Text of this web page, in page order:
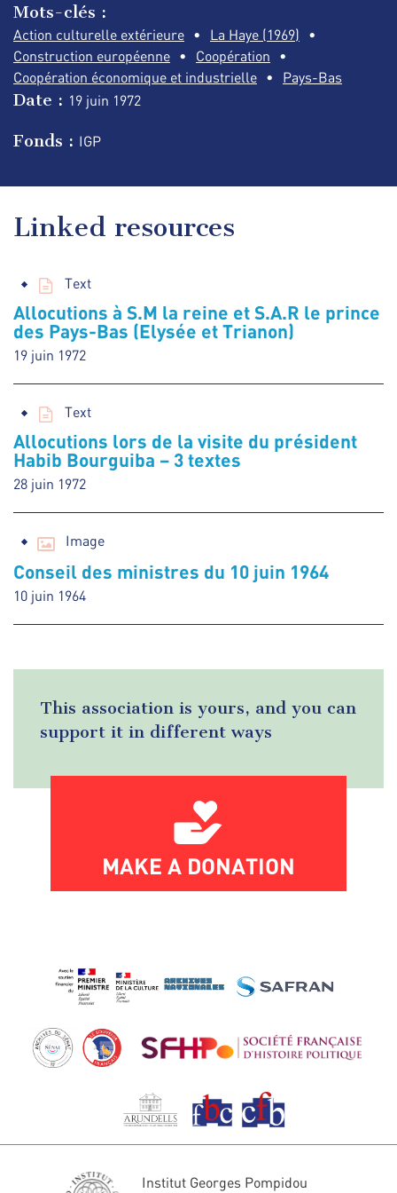
Mots-clés :
Action culturelle extérieure
La Haye (1969)
Construction européenne
Coopération
Coopération économique et industrielle
Pays-Bas
Date : 19 juin 1972
Fonds : IGP
Linked resources
Text
Allocutions à S.M la reine et S.A.R le prince
des Pays-Bas (Elysée et Trianon)
19 juin 1972
Text
Allocutions lors de la visite du président
Habib Bourguiba – 3 textes
28 juin 1972
Image
Conseil des ministres du 10 juin 1964
10 juin 1964
This association is yours, and you can
support it in different ways
MAKE A DONATION
Institut Georges Pompidou